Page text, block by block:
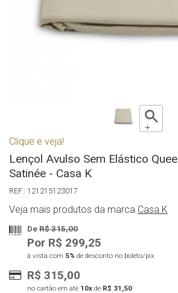
Clique e veja!
Lençol Avulso Sem Elástico
Satinée - Casa K
121215123017
Veja mais produtos da marca Casa K
DeR$ 315,00
Por R$ 299,25
à vista com 5% de desconto no boleto/pix
R$ 315,00
no cartão em até 10x de R$ 31,50